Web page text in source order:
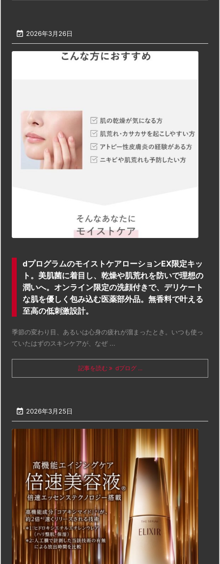
 2026年3月26日
dプログラムのモイストケアローションEX限定キッ
ト。美肌菌に着目し、乾燥や肌荒れを防いで理想の
潤いへ。オンライン限定の洗顔付きで、デリケート
な肌を優しく包み込む医薬部外品。無香料で叶える
至高の低刺激設計。
季節の変わり目、あるいは心身の疲れが溜まったとき。いつも使っ
ていたはずのスキンケアが、なぜ ...
記事を読む dプログ ...
 2026年3月25日